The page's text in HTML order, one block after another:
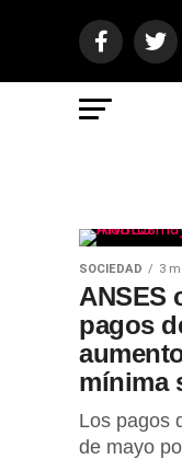
SOCIEDAD 3
ANSES
pagos
mínima
Los pagos
de mayo